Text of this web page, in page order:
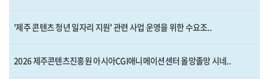
'제주 콘텐츠 청년 일자리 지원' 관련 사업 운영을 위한 수요조..
2026 제주콘텐츠진흥원 아시아CGI애니메이션센터 올망졸망 시네..